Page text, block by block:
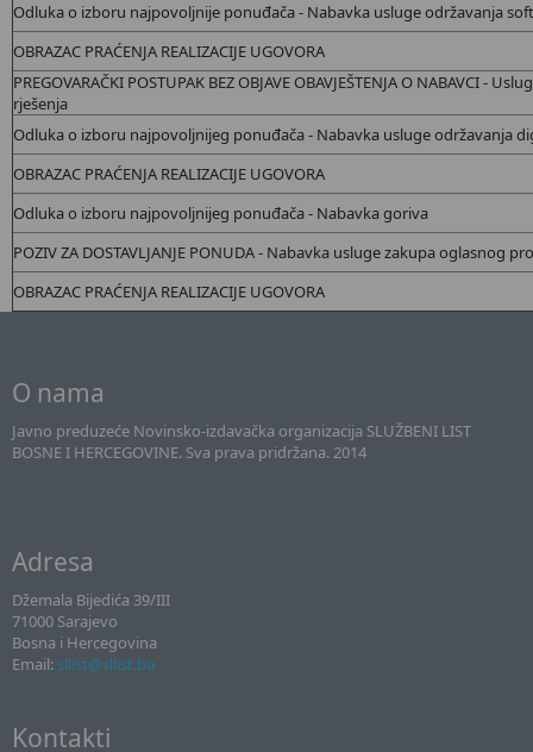
Odluka o izboru najpovoljnije ponuđača - Nabavka usluge održavanja
OBRAZAC PRAĆENJA REALIZACIJE UGOVORA
PREGOVARAČKI POSTUPAK BEZ OBJAVE OBAVJEŠTENJA O NABAVCI -
rješenja
Odluka o izboru najpovoljnijeg ponuđača - Nabavka usluge održavanja
OBRAZAC PRAĆENJA REALIZACIJE UGOVORA
Odluka o izboru najpovoljnijeg ponuđača - Nabavka goriva
POZIV ZA DOSTAVLJANJE PONUDA - Nabavka usluge zakupa oglasnog
OBRAZAC PRAĆENJA REALIZACIJE UGOVORA
O nama
Javno preduzeće Novinsko-izdavačka organizacija SLUŽBENI LIST
BOSNE I HERCEGOVINE. Sva prava pridržana. 2014
Adresa
Džemala Bijedića 39/III
71000 Sarajevo
Bosna i Hercegovina
Email: sllist@sllist.ba
Kontakti